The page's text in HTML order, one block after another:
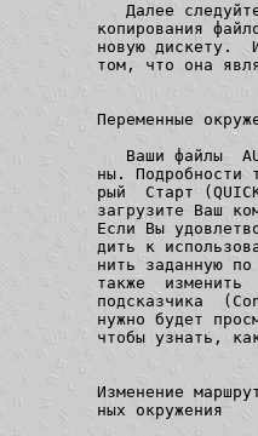
Далее
копирования
новую дискету.
том, что она
Переменные
Ваши файлы
ны. Подробности
рый  Старт
загрузите Ваш
Если Вы
дить к
нить заданную
также  изменить
подсказчика
нужно будет
чтобы узнать,
Изменение
ных окружения